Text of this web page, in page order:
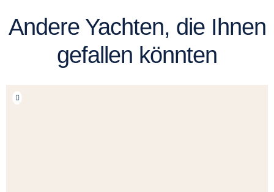
Andere Yachten, die Ihnen
gefallen könnten